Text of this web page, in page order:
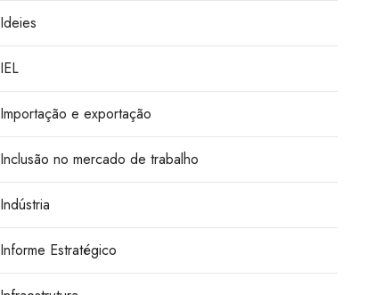
Ideies
IEL
Importação e exportação
Inclusão no mercado de trabalho
Indústria
Informe Estratégico